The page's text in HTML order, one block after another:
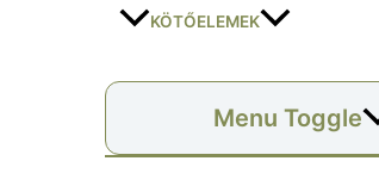
KÖTŐELEMEK
Menu Toggle